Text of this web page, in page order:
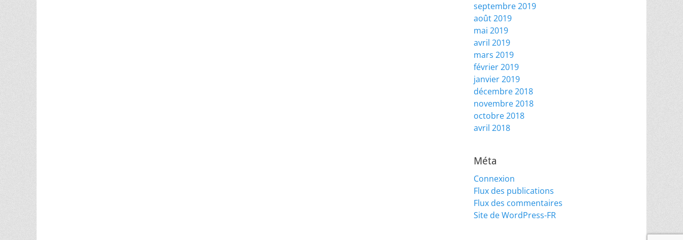
septembre 2019
août 2019
mai 2019
avril 2019
mars 2019
février 2019
janvier 2019
décembre 2018
novembre 2018
octobre 2018
avril 2018
Méta
Connexion
Flux des publications
Flux des commentaires
Site de WordPress-FR